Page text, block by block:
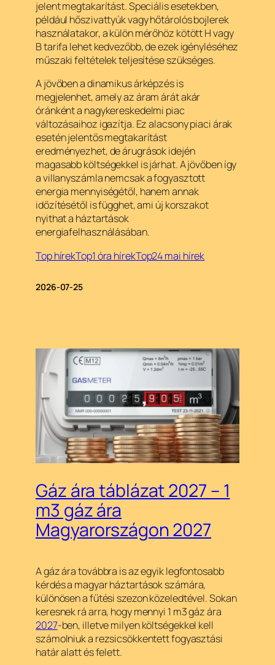
jelent megtakarítást. Speciális esetekben,
például hőszivattyúk vagy hőtárolós bojlerek
használatakor, a külön mérőhöz kötött H vagy
B tarifa lehet kedvezőbb, de ezek igényléséhez
műszaki feltételek teljesítése szükséges.
A jövőben a dinamikus árképzés is
megjelenhet, amely az áram árát akár
óránként a nagykereskedelmi piac
változásaihoz igazítja. Ez alacsony piaci árak
esetén jelentős megtakarítást
eredményezhet, de árugrások idején
magasabb költségekkel is járhat. A jövőben így
a villanyszámla nemcsak a fogyasztott
energia mennyiségétől, hanem annak
időzítésétől is függhet, ami új korszakot
nyithat a háztartások
energiafelhasználásában.
Top hírekTop1 óra hírekTop24 mai hírek
2026-07-25
Gáz ára táblázat 2027 – 1
m3 gáz ára
Magyarországon 2027
A gáz ára továbbra is az egyik legfontosabb
kérdés a magyar háztartások számára,
különösen a fűtési szezon közeledtével. Sokan
keresnek rá arra, hogy mennyi 1 m3 gáz ára
2027-ben, illetve milyen költségekkel kell
számolniuk a rezsicsökkentett fogyasztási
határ alatt és felett.